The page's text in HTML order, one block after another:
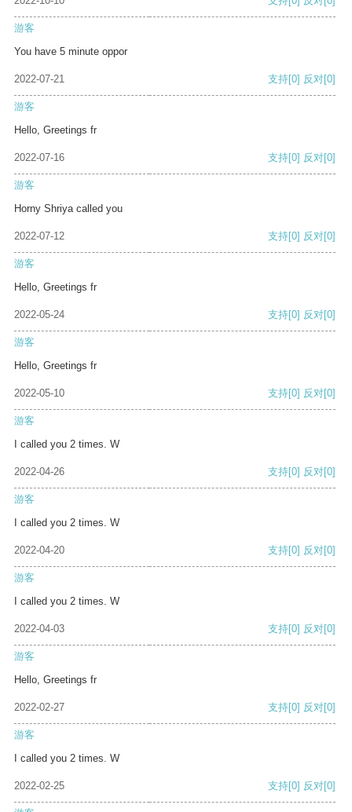
游客
You have 5 minute oppor
2022-07-21 支持[0] 反对[0]
游客
Hello, Greetings fr
2022-07-16 支持[0] 反对[0]
游客
Horny Shriya called you
2022-07-12 支持[0] 反对[0]
游客
Hello, Greetings fr
2022-05-24 支持[0] 反对[0]
游客
Hello, Greetings fr
2022-05-10 支持[0] 反对[0]
游客
I called you 2 times. W
2022-04-26 支持[0] 反对[0]
游客
I called you 2 times. W
2022-04-20 支持[0] 反对[0]
游客
I called you 2 times. W
2022-04-03 支持[0] 反对[0]
游客
Hello, Greetings fr
2022-02-27 支持[0] 反对[0]
游客
I called you 2 times. W
2022-02-25 支持[0] 反对[0]